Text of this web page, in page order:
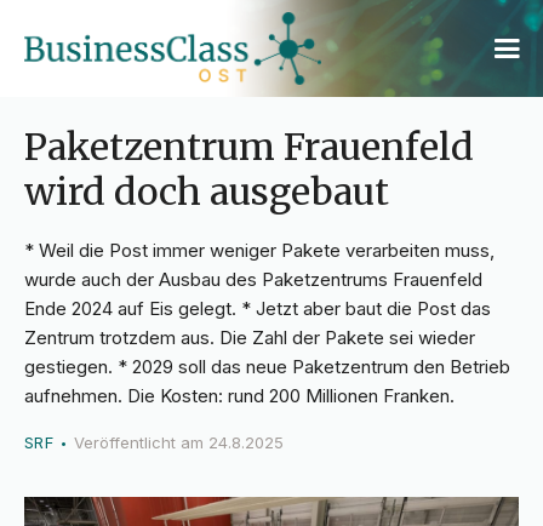
Paketzentrum Frauenfeld
wird doch ausgebaut
* Weil die Post immer weniger Pakete verarbeiten muss,
wurde auch der Ausbau des Paketzentrums Frauenfeld
Ende 2024 auf Eis gelegt. * Jetzt aber baut die Post das
Zentrum trotzdem aus. Die Zahl der Pakete sei wieder
gestiegen. * 2029 soll das neue Paketzentrum den Betrieb
aufnehmen. Die Kosten: rund 200 Millionen Franken.
SRF •Veröffentlicht am 24.8.2025